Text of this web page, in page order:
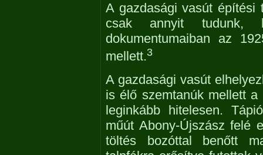
A gazdasági vasút építési
csak annyit tudunk,
dokumentumaiban az
mellett.3
A gazdasági vasút
is élő szemtanúk mellett
leginkább hitelesen.
műút Abony-Újszász felé
töltés bozóttal benőtt